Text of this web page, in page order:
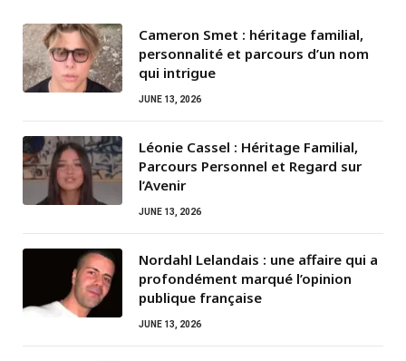
Cameron Smet : héritage familial,
personnalité et parcours d’un nom
qui intrigue
JUNE 13, 2026
Léonie Cassel : Héritage Familial,
Parcours Personnel et Regard sur
l’Avenir
JUNE 13, 2026
Nordahl Lelandais : une affaire qui a
profondément marqué l’opinion
publique française
JUNE 13, 2026